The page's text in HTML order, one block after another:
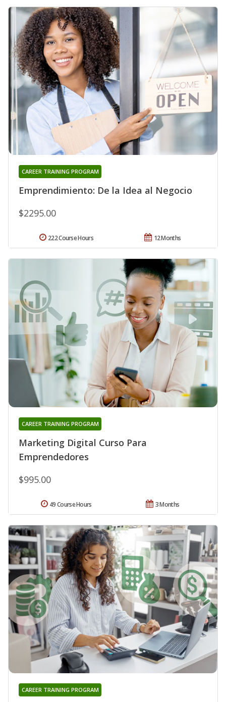
Emprendimiento: De la Idea al Negocio
CAREER TRAINING PROGRAM
$2295.00
12 Months
222 Course Hours
Marketing Digital Curso Para
Emprendedores
CAREER TRAINING PROGRAM
$995.00
3 Months
49 Course Hours
CAREER TRAINING PROGRAM